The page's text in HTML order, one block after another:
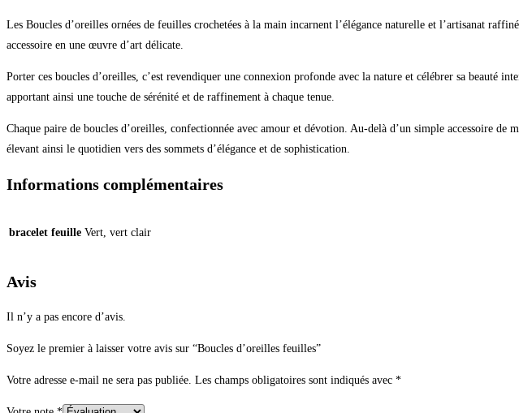
Les Boucles d’oreilles ornées de feuilles crochetées à la main incarnent l’élégance naturelle et l’artisanat
accessoire en une œuvre d’art délicate.
Porter ces boucles d’oreilles, c’est revendiquer une connexion profonde avec la nature et célébrer sa beauté
apportant ainsi une touche de sérénité et de raffinement à chaque tenue.
Chaque paire de boucles d’oreilles, confectionnée avec amour et dévotion. Au-delà d’un simple accessoire
élevant ainsi le quotidien vers des sommets d’élégance et de sophistication.
Informations complémentaires
bracelet feuille Vert, vert clair
Avis
Il n’y a pas encore d’avis.
Soyez le premier à laisser votre avis sur “Boucles d’oreilles feuilles”
Votre adresse e-mail ne sera pas publiée. Les champs obligatoires sont indiqués avec *